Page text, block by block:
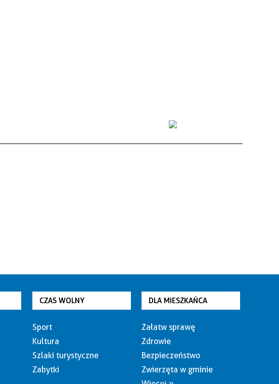
CZAS WOLNY
Sport
Kultura
Szlaki turystyczne
Zabytki
DLA MIESZKAŃCA
Załatw sprawę
Zdrowie
Bezpieczeństwo
Zwierzęta w gminie